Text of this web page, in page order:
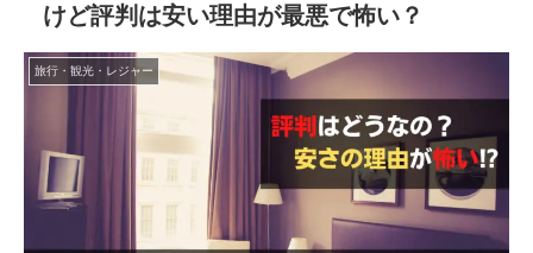
けど評判は安い理由が最悪で怖い？
旅行・観光・レジャー